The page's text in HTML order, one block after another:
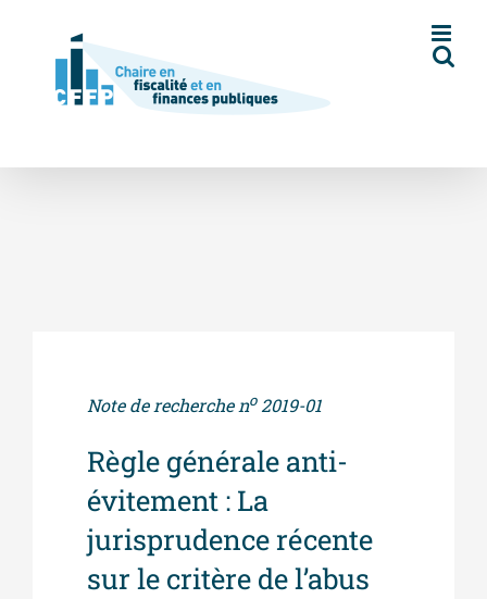
Note de recherche no2019-01
Règle générale anti-
évitement : La
jurisprudence récente
sur le critère de l’abus